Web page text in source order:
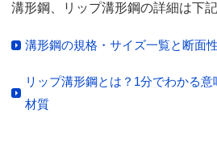
溝形鋼、リップ溝形鋼の詳細は下
溝形鋼の規格・サイズ一覧と断面
リップ溝形鋼とは？1分でわかる意
材質